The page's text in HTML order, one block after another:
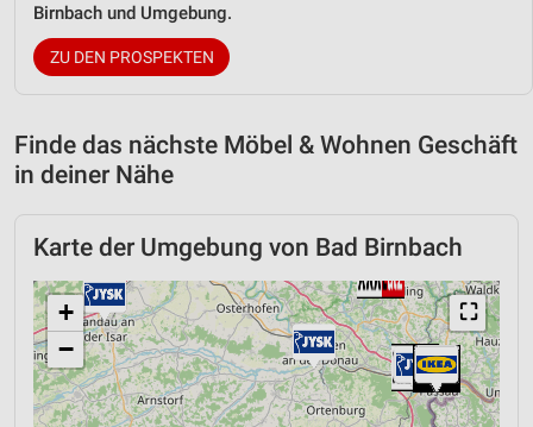
Birnbach und Umgebung.
ZU DEN PROSPEKTEN
Finde das nächste Möbel & Wohnen Geschäft
in deiner Nähe
Karte der Umgebung von Bad Birnbach
⛶
+
−